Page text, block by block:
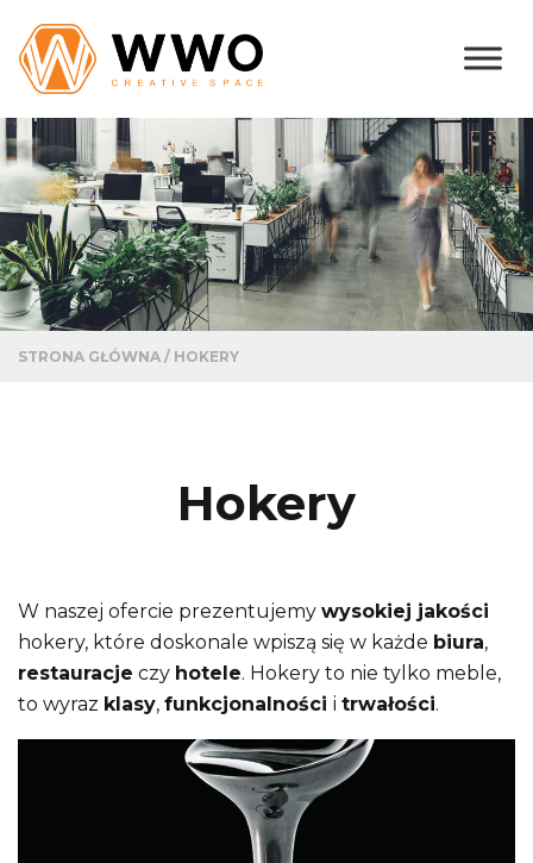
STRONA GŁÓWNA / HOKERY
Hokery
W naszej ofercie prezentujemy wysokiej jakości
hokery, które doskonale wpiszą się w każde biura,
restauracje czy hotele. Hokery to nie tylko meble,
to wyraz klasy, funkcjonalności i trwałości.